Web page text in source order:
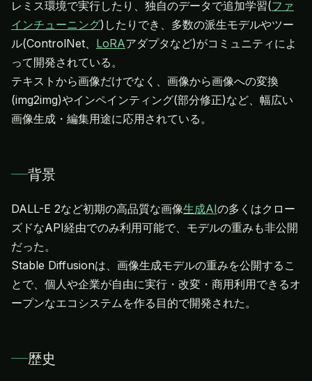
レミス環境で実行したり、独自のデータで追加学習(ファ
インチューニング)したりでき、多数の派生モデルやツー
ル(ControlNet、 LoRAアダプタなど)がコミュニティによ
って開発されている。
テキストから画像だけでなく、画像から画像への変換
(img2img)やインペインティング(部分修正)など、幅広い
画像生成・編集用途に応用されている。
背景
DALL-E 2など初期の高品質な画像生成AIの多くはクロー
ズドなAPI経由でのみ利用可能で、モデルの重みも非公開
だった。
Stable Diffusionは、画像生成モデルの重みを公開するこ
とで、個人や企業が自由に実行・改変・商用利用できるオ
ープンなエコシステムを作る目的で開発された。
歴史